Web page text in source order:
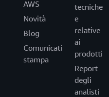
AWS
Novità
Blog
Comunicati
stampa
tecniche
e
relative
ai
prodotti
Report
degli
analisti